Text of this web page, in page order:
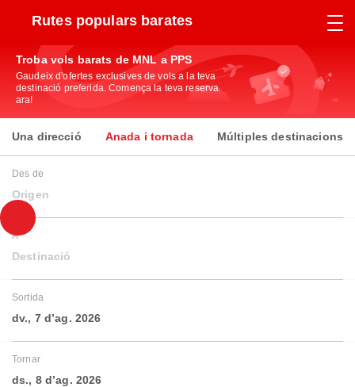
Rutes populars barates
Troba vols barats de MNL a PPS
Gaudeix d'ofertes exclusives de vols a la teva
destinació preferida. Comença la teva reserva
ara!
Una direcció Anada i tornada Múltiples destinacions
Des de
Origen
A
Destinació
Sortida
dv., 7 d’ag. 2026
Tornar
ds., 8 d’ag. 2026